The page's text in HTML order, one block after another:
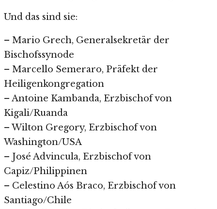
Und das sind sie:
– Mario Grech, Generalsekretär der
Bischofssynode
– Marcello Semeraro, Präfekt der
Heiligenkongregation
– Antoine Kambanda, Erzbischof von
Kigali/Ruanda
– Wilton Gregory, Erzbischof von
Washington/USA
– José Advincula, Erzbischof von
Capiz/Philippinen
– Celestino Aós Braco, Erzbischof von
Santiago/Chile